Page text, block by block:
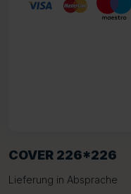
COVER 226*226
Lieferung in Absprache